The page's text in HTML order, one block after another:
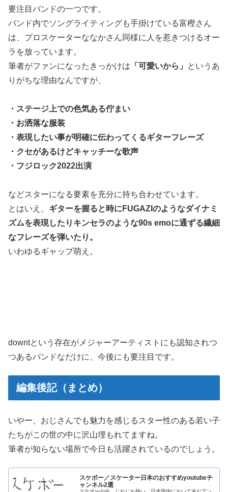
要注目バンドの一つです。
バンド内でソングライティングも手掛けている富樫さん
は、プロスケーターななかさん同様に人を惹きつけるオー
ラを放っています。
筆者がファンになったきっかけは 「可愛いから」
というあ
りがちな理由なんですが、
・ステージ上での色気ある佇まい
・お洒落な服装
・表現したい事が明確に伝わってくるギターフレーズ
・クセがあるけどキャッチーな歌声
・フジロック2022出演
などスターになる要素を充分に持ち合わせています。
とはいえ、 ギターを握ると時にFUGAZIのようなダイナミ
ズムを表現したりキンセラのような90s emoに通ずる繊細
なフレーズを弾いたり。
いわゆるギャップ萌え。
downtという存在がメジャーアーティストにも認知されつ
つあるバンドなだけに、今後にも要注目です。
編集後記（まとめ）
いやー、おじさんでも魅力を感じるスター性のある若い子
たちがこの世の中に沢山埋もれてますね。
筆者が知らない場所で今日も活躍されているのでしょう。
スケボー／スケーター日本のおすすめyoutubeチ
ャンネル2選